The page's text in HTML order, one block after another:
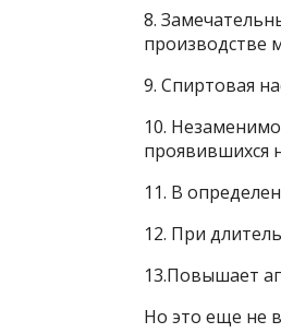
8.
производстве
9. Спиртовая
10.
проявившихся
11. В
12. При
13.Повышает
Но это еще не